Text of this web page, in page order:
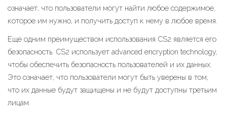
означает, что пользователи могут найти любое содержимое,
которое им нужно, и получить доступ к нему в любое время.
Еще одним преимуществом использования CS2 является его
безопасность. CS2 использует advanced encryption technology,
чтобы обеспечить безопасность пользователей и их данных.
Это означает, что пользователи могут быть уверены в том,
что их данные будут защищены и не будут доступны третьим
лицам.